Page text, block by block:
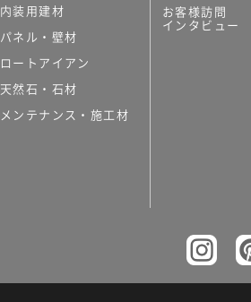
内装用建材
パネル・壁材
ロートアイアン
天然石・石材
メンテナンス・施工材
お客様訪問
インタビュー